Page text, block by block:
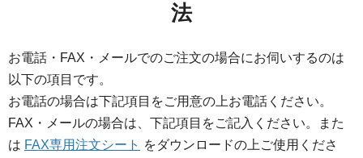
法
お電話・FAX・メールでのご注文の場合にお伺いするのは
以下の項目です。
お電話の場合は下記項目をご用意の上お電話ください。
FAX・メールの場合は、下記項目をご記入ください。また
は FAX専用注文シート をダウンロードの上ご使用くださ